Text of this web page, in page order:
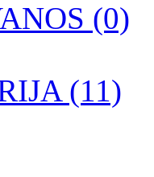
(0)
(11)